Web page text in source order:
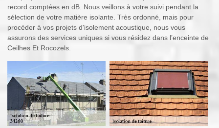
record comptées en dB. Nous veillons à votre suivi pendant la
sélection de votre matière isolante. Très ordonné, mais pour
procéder à vos projets d'isolement acoustique, nous vous
assurons des services uniques si vous résidez dans l’enceinte de
Ceilhes Et Rocozels.